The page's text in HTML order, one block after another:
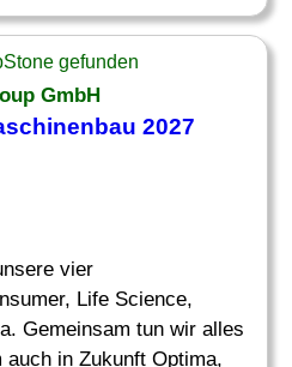
gefunden
GmbH
2027
vier
Life Science,
Gemeinsam tun wir alles
auch in Zukunft Optima,